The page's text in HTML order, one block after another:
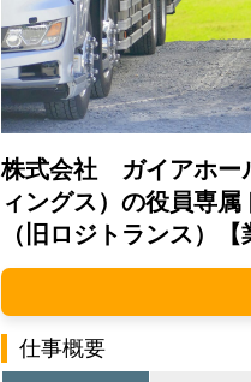
株式会社 ガイアホー
ィングス）の役員専
（旧ロジトランス）【
仕事概要